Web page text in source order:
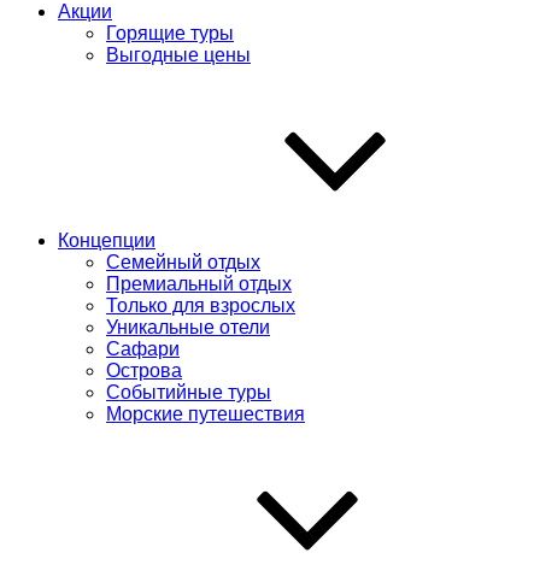
Акции
Горящие туры
Выгодные цены
Концепции
Семейный отдых
Премиальный отдых
Только для взрослых
Уникальные отели
Сафари
Острова
Событийные туры
Морские путешествия